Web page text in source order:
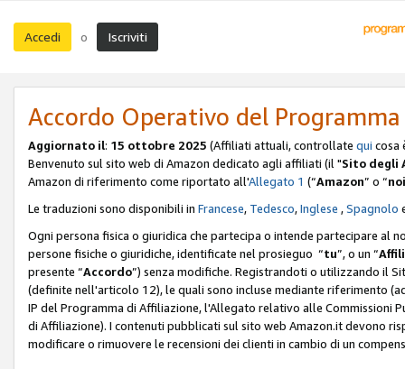
Accedi o Iscriviti
Accordo Operativo del
Aggiornato il: 15 ottobre 2025 (Affiliati attuali, controllate qui cosa
Benvenuto sul sito web di Amazon dedicato agli affiliati (il "Sito degli
Amazon di riferimento come riportato all'Allegato 1 (“Amazon” o “noi
Le traduzioni sono disponibili in Francese, Tedesco,Inglese ,Spagnolo
Ogni persona fisica o giuridica che partecipa o intende partecipare al
persone fisiche o giuridiche, identificate nel prosieguo “tu”, o un “
presente “Accordo”) senza modifiche. Registrandoti o utilizzando il
(definite nell'articolo 12), le quali sono incluse mediante riferimento
IP del Programma di Affiliazione, l'Allegato relativo alle Commissioni
di Affiliazione). I contenuti pubblicati sul sito web Amazon.it devono
modificare o rimuovere le recensioni dei clienti in cambio di un